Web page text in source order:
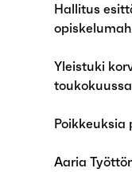
Hallitus
Yleistuki
toukokuussa
Poikkeuksia
Aaria